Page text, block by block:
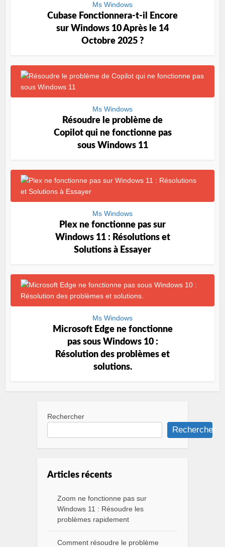
Ms Windows
Cubase Fonctionnera-t-il Encore
sur Windows 10 Après le 14
Octobre 2025 ?
Ms Windows
Résoudre le problème de
Copilot qui ne fonctionne pas
sous Windows 11
Ms Windows
Plex ne fonctionne pas sur
Windows 11 : Résolutions et
Solutions à Essayer
Ms Windows
Microsoft Edge ne fonctionne
pas sous Windows 10 :
Résolution des problèmes et
solutions.
Rechercher
Rechercher
Articles récents
Zoom ne fonctionne pas sur
Windows 11 : Résoudre les
problèmes rapidement
Comment résoudre le problème